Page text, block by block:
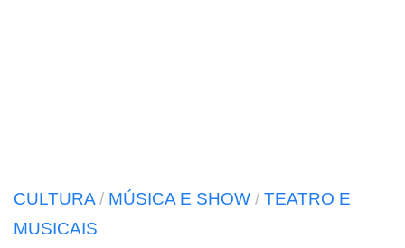
CULTURA/ MÚSICA E SHOW / TEATRO E
MUSICAIS